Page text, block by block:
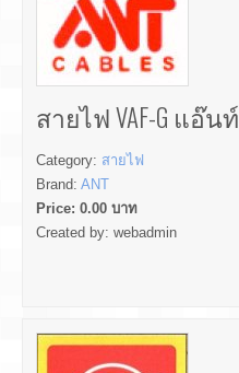
สายไฟ VAF-G แอ๊นท์
Category: สายไฟ
Brand: ANT
Price: 0.00 บาท
Created by: webadmin